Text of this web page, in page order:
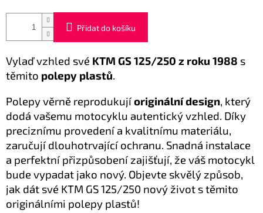
cena:
Přidat do košíku
Vylaď vzhled své KTM GS 125/250 z roku 1988 s
těmito polepy plastů.
Polepy věrně reprodukujíoriginální design, který
dodá vašemu motocyklu autentický vzhled. Díky
preciznímu provedení a kvalitnímu materiálu,
zaručují dlouhotrvající ochranu. Snadná instalace
a perfektní přizpůsobení zajišťují, že váš motocykl
bude vypadat jako nový. Objevte skvělý způsob,
jak dát své KTM GS 125/250 nový život s těmito
originálními polepy plastů!